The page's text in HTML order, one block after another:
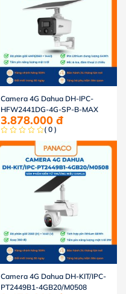
Camera 4G Dahua DH-IPC-
HFW2441DG-4G-SP-B-MAX
3.878.000 đ
( 0 )
Camera 4G Dahua DH-KIT/IPC-
PT2449B1-4GB20/M0508